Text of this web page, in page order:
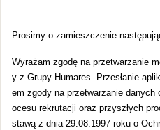
Prosimy o zamieszczenie
Wyrażam zgodę na przetwarzanie
y z Grupy Humares. Przesłanie
em zgody na przetwarzanie
ocesu rekrutacji oraz przyszłych
stawą z dnia 29.08.1997 roku o